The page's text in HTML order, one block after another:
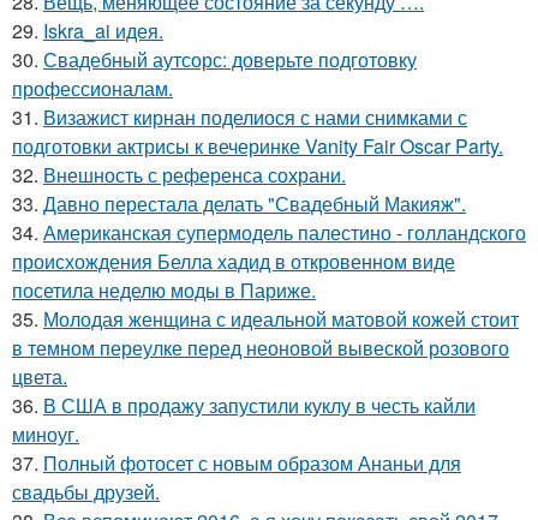
29. Iskra_ai идея.
30. Свадебный аутсорс: доверьте подготовку
профессионалам.
31. Визажист кирнан поделиося с нами снимками с
подготовки актрисы к вечеринке Vanity Fair Oscar Party.
32. Внешность с референса сохрани.
33. Давно перестала делать "Свадебный Макияж".
34. Американская супермодель палестино - голландского
происхождения Белла хадид в откровенном виде
посетила неделю моды в Париже.
35. Молодая женщина с идеальной матовой кожей стоит
в темном переулке перед неоновой вывеской розового
цвета.
36. В США в продажу запустили куклу в честь кайли
миноуг.
37. Полный фотосет с новым образом Ананьи для
свадьбы друзей.